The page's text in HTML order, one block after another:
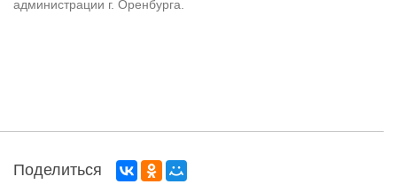
администрации г. Оренбурга.
Поделиться